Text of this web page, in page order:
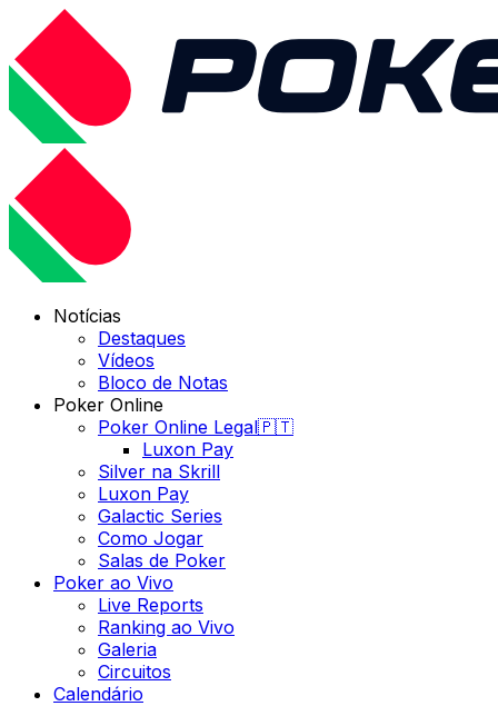
Notícias
Destaques
Vídeos
Bloco de Notas
Poker Online
Poker Online Legal🇵🇹
Luxon Pay
Silver na Skrill
Luxon Pay
Galactic Series
Como Jogar
Salas de Poker
Poker ao Vivo
Live Reports
Ranking ao Vivo
Galeria
Circuitos
Calendário